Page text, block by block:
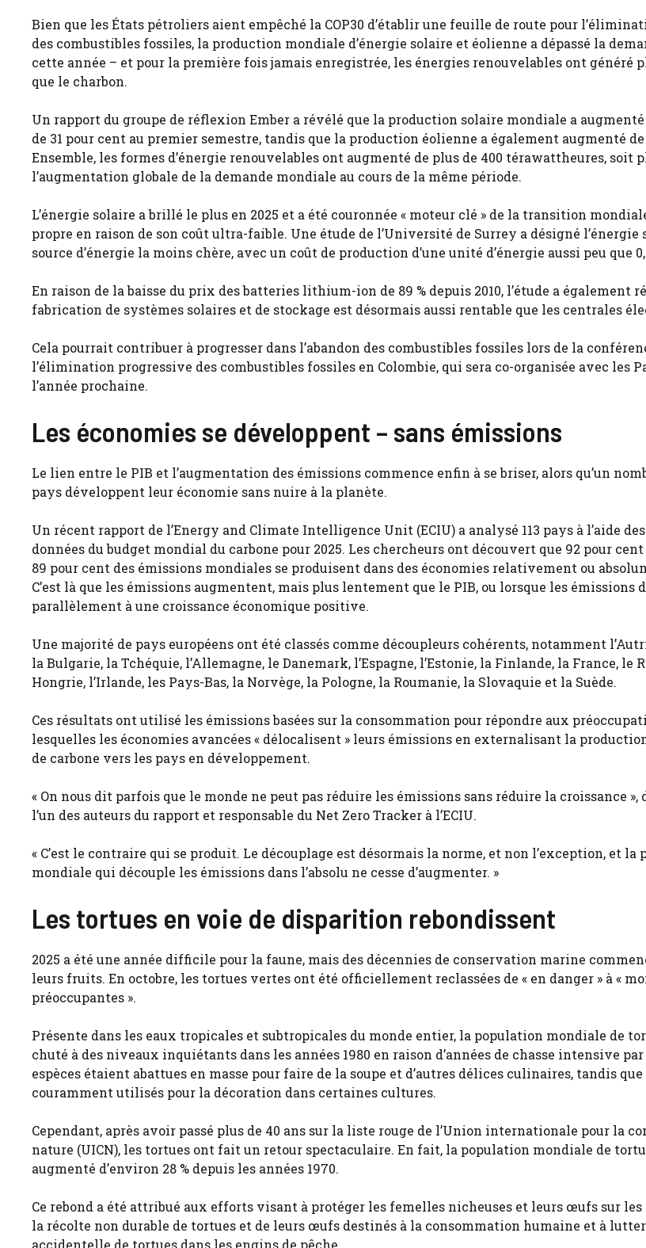
Bien que les États pétroliers aient empêché la COP30 d’établir une feuille de route pour
des combustibles fossiles, la production mondiale d’énergie solaire et éolienne a dépassé la
cette année – et pour la première fois jamais enregistrée, les énergies renouvelables ont généré
que le charbon.
Un rapport du groupe de réflexion Ember a révélé que la production solaire mondiale a augmenté
de 31 pour cent au premier semestre, tandis que la production éolienne a également augmenté
Ensemble, les formes d’énergie renouvelables ont augmenté de plus de 400 térawattheures, soit
l’augmentation globale de la demande mondiale au cours de la même période.
L’énergie solaire a brillé le plus en 2025 et a été couronnée « moteur clé » de la transition
propre en raison de son coût ultra-faible. Une étude de l’Université de Surrey a désigné l’énergie
source d’énergie la moins chère, avec un coût de production d’une unité d’énergie aussi peu que
En raison de la baisse du prix des batteries lithium-ion de 89 % depuis 2010, l’étude a également
fabrication de systèmes solaires et de stockage est désormais aussi rentable que les centrales
Cela pourrait contribuer à progresser dans l’abandon des combustibles fossiles lors de la
l’élimination progressive des combustibles fossiles en Colombie, qui sera co-organisée avec les
l’année prochaine.
Les économies se développent – ​​sans émissions
Le lien entre le PIB et l’augmentation des émissions commence enfin à se briser, alors qu’un
pays développent leur économie sans nuire à la planète.
Un récent rapport de l’Energy and Climate Intelligence Unit (ECIU) a analysé 113 pays à l’aide
données du budget mondial du carbone pour 2025. Les chercheurs ont découvert que 92 pour
89 pour cent des émissions mondiales se produisent dans des économies relativement ou
C’est là que les émissions augmentent, mais plus lentement que le PIB, ou lorsque les émissions
parallèlement à une croissance économique positive.
Une majorité de pays européens ont été classés comme découpleurs cohérents, notamment
la Bulgarie, la Tchéquie, l’Allemagne, le Danemark, l’Espagne, l’Estonie, la Finlande, la France, le
Hongrie, l’Irlande, les Pays-Bas, la Norvège, la Pologne, la Roumanie, la Slovaquie et la Suède.
Ces résultats ont utilisé les émissions basées sur la consommation pour répondre aux
lesquelles les économies avancées « délocalisent » leurs émissions en externalisant la
de carbone vers les pays en développement.
« On nous dit parfois que le monde ne peut pas réduire les émissions sans réduire la croissance »,
l’un des auteurs du rapport et responsable du Net Zero Tracker à l’ECIU.
« C’est le contraire qui se produit. Le découplage est désormais la norme, et non l’exception, et la
mondiale qui découple les émissions dans l’absolu ne cesse d’augmenter. »
Les tortues en voie de disparition rebondissent
2025 a été une année difficile pour la faune, mais des décennies de conservation marine
leurs fruits. En octobre, les tortues vertes ont été officiellement reclassées de « en danger » à «
préoccupantes ».
Présente dans les eaux tropicales et subtropicales du monde entier, la population mondiale de
chuté à des niveaux inquiétants dans les années 1980 en raison d’années de chasse intensive par
espèces étaient abattues en masse pour faire de la soupe et d’autres délices culinaires, tandis
couramment utilisés pour la décoration dans certaines cultures.
Cependant, après avoir passé plus de 40 ans sur la liste rouge de l’Union internationale pour la
nature (UICN), les tortues ont fait un retour spectaculaire. En fait, la population mondiale de
augmenté d’environ 28 % depuis les années 1970.
Ce rebond a été attribué aux efforts visant à protéger les femelles nicheuses et leurs œufs sur les
la récolte non durable de tortues et de leurs œufs destinés à la consommation humaine et à
accidentelle de tortues dans les engins de pêche.